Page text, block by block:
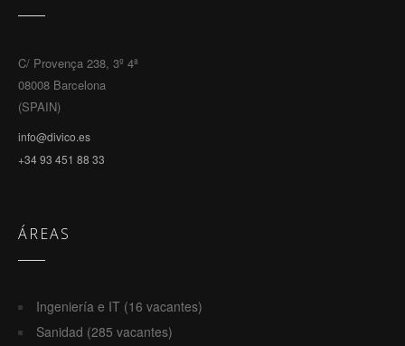
C/ Provença 238, 3º 4ª
08008 Barcelona
(SPAIN)
info@divico.es
+34 93 451 88 33
ÁREAS
Ingeniería e IT (16 vacantes)
Sanidad (285 vacantes)